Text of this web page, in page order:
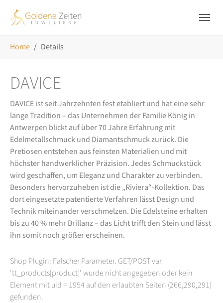
Home Details
DAVICE
DAVICE ist seit Jahrzehnten fest etabliert und hat eine sehr
lange Tradition – das Unternehmen der Familie König in
Antwerpen blickt auf über 70 Jahre Erfahrung mit
Edelmetallschmuck und Diamantschmuck zurück. Die
Pretiosen entstehen aus feinsten Materialien und mit
höchster handwerklicher Präzision. Jedes Schmuckstück
wird geschaffen, um Eleganz und Charakter zu verbinden.
Besonders hervorzuheben ist die „Riviera“-Kollektion. Das
dort eingesetzte patentierte Verfahren lässt Design und
Technik miteinander verschmelzen. Die Edelsteine erhalten
bis zu 40 % mehr Brillanz – das Licht trifft den Stein und lässt
ihn somit noch größer erscheinen.
Shop Plugin: Falscher Parameter. GET/POST var
'tt_products[product]' wurde nicht angegeben oder kein
Element mit uid = 1954 auf den erlaubten Seiten (266,290,291)
gefunden.